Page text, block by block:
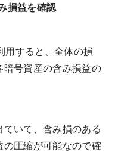
損益を確認
用すると、全体の損
号資産の含み損益の
いて、含み損のある
圧縮が可能なので確